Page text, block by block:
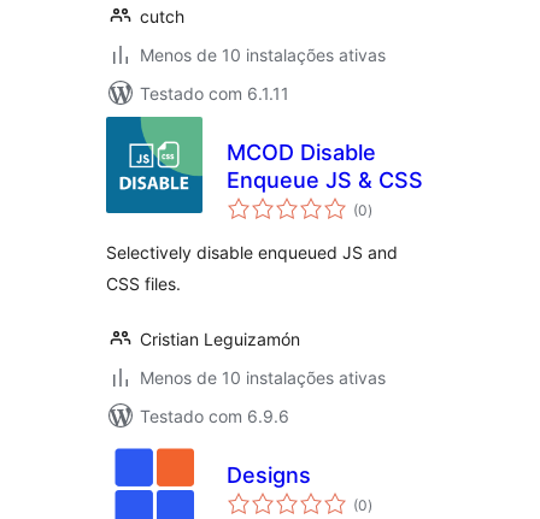
cutch
Menos de 10 instalações ativas
Testado com 6.1.11
MCOD Disable
Enqueue JS & CSS
(0avaliações
totais
)
Selectively disable enqueued JS and
CSS files.
Cristian Leguizamón
Menos de 10 instalações ativas
Testado com 6.9.6
Designs
(0avaliações
totais
)